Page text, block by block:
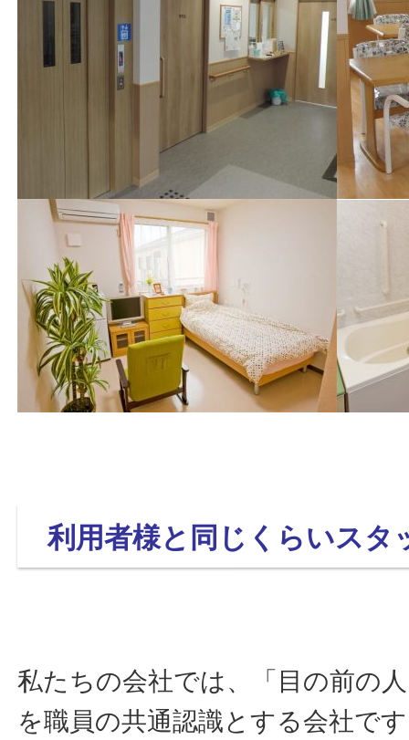
利用者様と同じくらいスタ
私たちの会社では、「目の前の
を職員の共通認識とする会社で